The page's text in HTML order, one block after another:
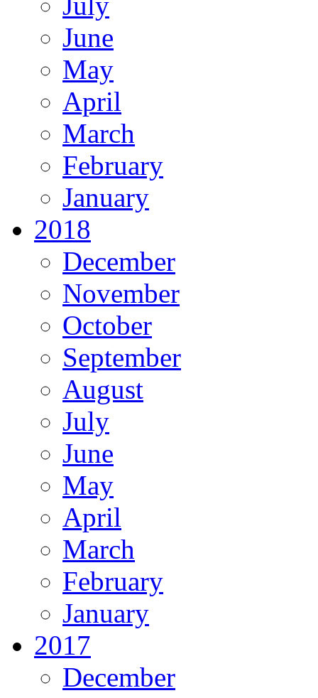
June
May
April
March
February
January
2018
December
November
October
September
August
July
June
May
April
March
February
January
2017
December